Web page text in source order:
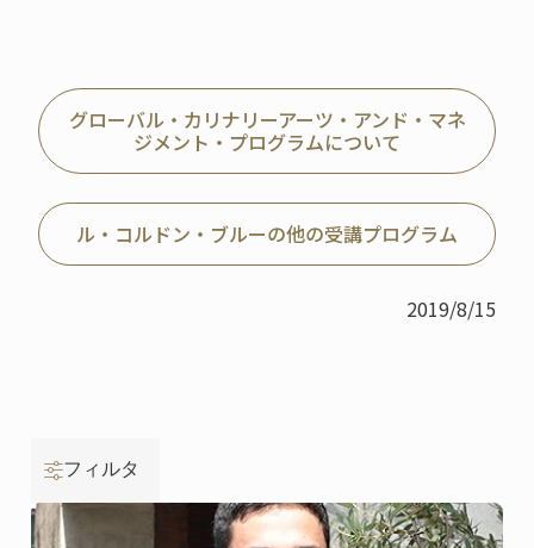
グローバル・カリナリーアーツ・アンド・マネ
ジメント・プログラムについて
ル・コルドン・ブルーの他の受講プログラム
2019/8/15
フィルタ